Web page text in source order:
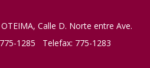
Calle D. Norte entre Ave.
1285 Telefax: 775-1283